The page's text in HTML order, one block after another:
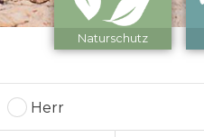
Naturschutz
Herr